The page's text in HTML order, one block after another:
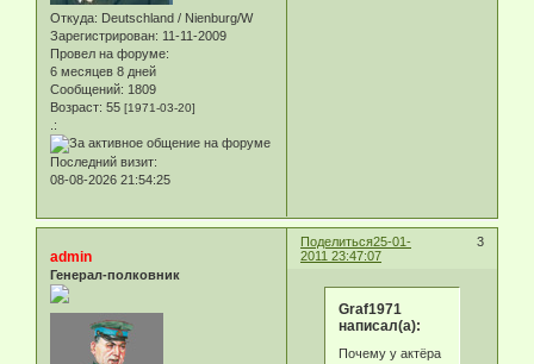
Откуда: Deutschland / Nienburg/W
Зарегистрирован: 11-11-2009
Провел на форуме:
6 месяцев 8 дней
Сообщений: 1809
Возраст: 55 [1971-03-20]
.:
Последний визит:
08-08-2026 21:54:25
Поделиться 3
25-01-
2011 23:47:07
admin
Генерал-полковник
Graf1971
написал(а):
Почему у актёра